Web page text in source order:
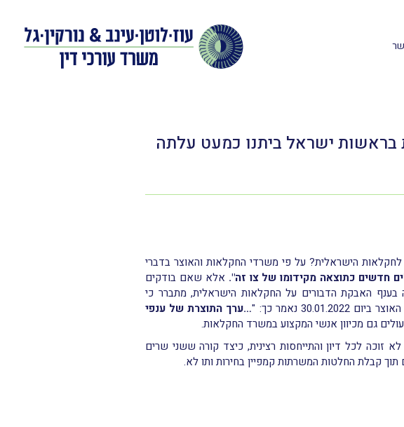
בראשות ישראל ביתנו כמעט עלתה
הישראלית? על פי משרדי החקלאות והאוצר בדברי
אלא שאם בודקים
האבקת הדבורים על החקלאות הישראלית, מתברר כי
נאמר כך: "
…ערך התוצרת של ענפי
עולים גם מכיוון אנשי המקצוע במשרד החקלאות.
לכל דיון והתייחסות רצינית, כיצד קורה ששני שרים
תוך קבלת החלטות המשרתות קמפיין בחירות ותו לא.